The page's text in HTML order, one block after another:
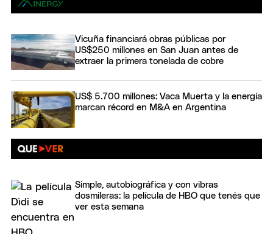
Vicuña financiará obras públicas por
US$250 millones en San Juan antes de
extraer la primera tonelada de cobre
US$ 5.700 millones: Vaca Muerta y la energía
marcan récord en M&A en Argentina
Simple, autobiográfica y con vibras
dosmileras: la película de HBO que tenés que
ver esta semana